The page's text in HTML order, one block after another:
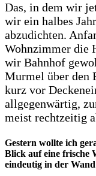
Das, in dem wir
wir ein halbes
abzudichten.
Wohnzimmer die
wir Bahnhof
Murmel über den
kurz vor
allgegenwärtig,
meist rechtzeitig
Gestern wollte ich
Blick auf eine frische
eindeutig in der